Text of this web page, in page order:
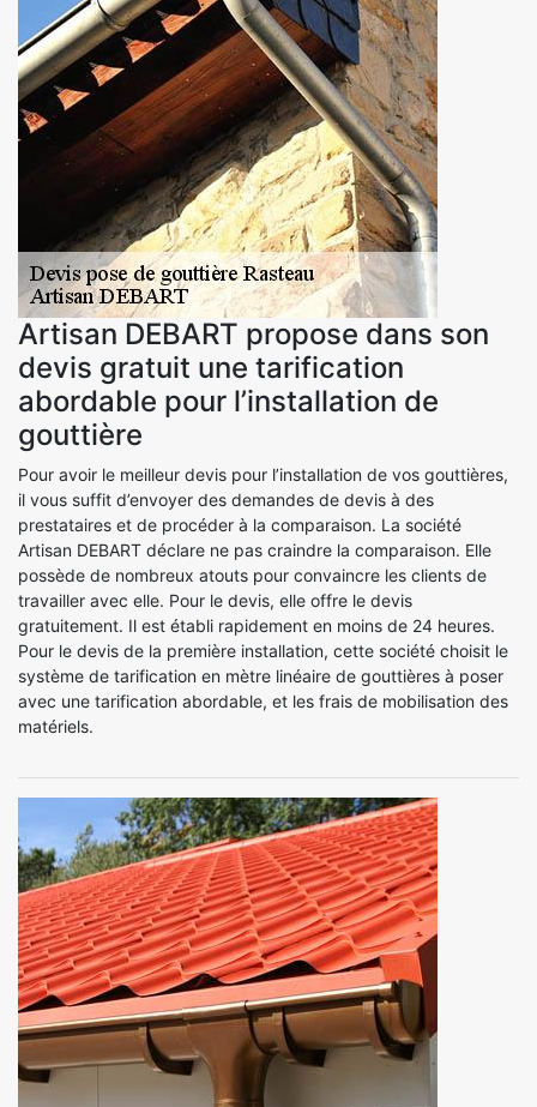
Artisan DEBART propose dans son
devis gratuit une tarification
abordable pour l’installation de
gouttière
Pour avoir le meilleur devis pour l’installation de vos gouttières,
il vous suffit d’envoyer des demandes de devis à des
prestataires et de procéder à la comparaison. La société
Artisan DEBART déclare ne pas craindre la comparaison. Elle
possède de nombreux atouts pour convaincre les clients de
travailler avec elle. Pour le devis, elle offre le devis
gratuitement. Il est établi rapidement en moins de 24 heures.
Pour le devis de la première installation, cette société choisit le
système de tarification en mètre linéaire de gouttières à poser
avec une tarification abordable, et les frais de mobilisation des
matériels.